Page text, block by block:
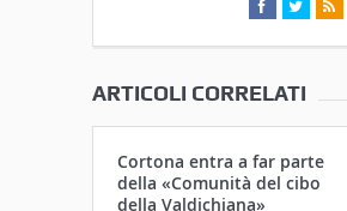
ARTICOLI CORRELATI
Cortona entra a far parte
della «Comunità del cibo
della Valdichiana»